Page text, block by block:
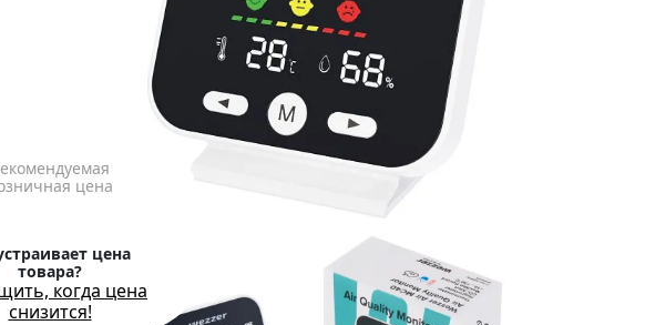
цена
цена
товара?
когда цена
снизится!